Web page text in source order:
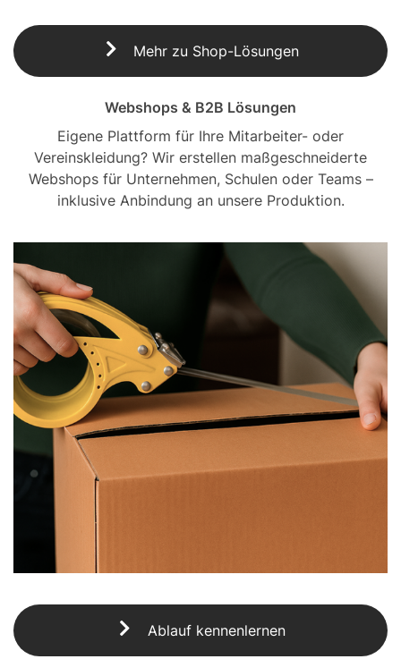
Mehr zu Shop-Lösungen
Webshops & B2B Lösungen
Eigene Plattform für Ihre Mitarbeiter- oder
Vereinskleidung? Wir erstellen maßgeschneiderte
Webshops für Unternehmen, Schulen oder Teams –
inklusive Anbindung an unsere Produktion.
Ablauf kennenlernen